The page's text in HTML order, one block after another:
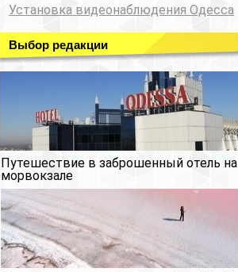
Установка видеонаблюдения Одесса
Выбор редакции
Путешествие в заброшенный отель на
морвокзале